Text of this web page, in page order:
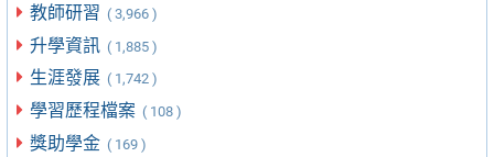
教師研習 ( 3,966 )
升學資訊 ( 1,885 )
生涯發展 ( 1,742 )
學習歷程檔案 ( 108 )
獎助學金 ( 169 )